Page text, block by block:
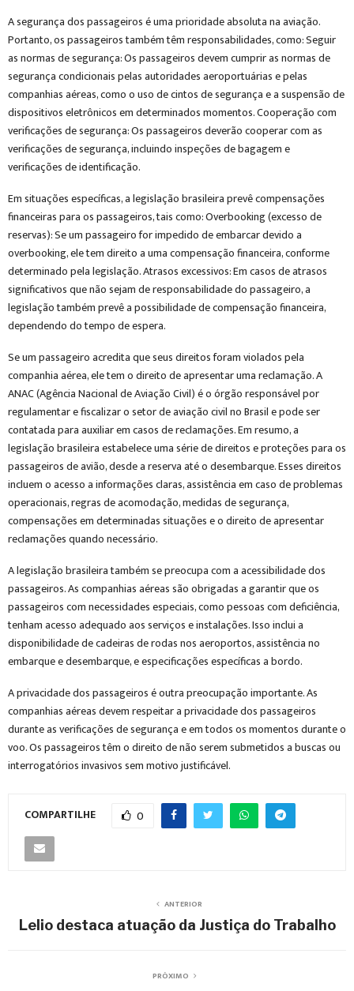
A segurança dos passageiros é uma prioridade absoluta na aviação.
Portanto, os passageiros também têm responsabilidades, como: Seguir
as normas de segurança: Os passageiros devem cumprir as normas de
segurança condicionais pelas autoridades aeroportuárias e pelas
companhias aéreas, como o uso de cintos de segurança e a suspensão de
dispositivos eletrônicos em determinados momentos. Cooperação com
verificações de segurança: Os passageiros deverão cooperar com as
verificações de segurança, incluindo inspeções de bagagem e
verificações de identificação.
Em situações específicas, a legislação brasileira prevê compensações
financeiras para os passageiros, tais como: Overbooking (excesso de
reservas): Se um passageiro for impedido de embarcar devido a
overbooking, ele tem direito a uma compensação financeira, conforme
determinado pela legislação. Atrasos excessivos: Em casos de atrasos
significativos que não sejam de responsabilidade do passageiro, a
legislação também prevê a possibilidade de compensação financeira,
dependendo do tempo de espera.
Se um passageiro acredita que seus direitos foram violados pela
companhia aérea, ele tem o direito de apresentar uma reclamação. A
ANAC (Agência Nacional de Aviação Civil) é o órgão responsável por
regulamentar e fiscalizar o setor de aviação civil no Brasil e pode ser
contatada para auxiliar em casos de reclamações. Em resumo, a
legislação brasileira estabelece uma série de direitos e proteções para os
passageiros de avião, desde a reserva até o desembarque. Esses direitos
incluem o acesso a informações claras, assistência em caso de problemas
operacionais, regras de acomodação, medidas de segurança,
compensações em determinadas situações e o direito de apresentar
reclamações quando necessário.
A legislação brasileira também se preocupa com a acessibilidade dos
passageiros. As companhias aéreas são obrigadas a garantir que os
passageiros com necessidades especiais, como pessoas com deficiência,
tenham acesso adequado aos serviços e instalações. Isso inclui a
disponibilidade de cadeiras de rodas nos aeroportos, assistência no
embarque e desembarque, e especificações específicas a bordo.
A privacidade dos passageiros é outra preocupação importante. As
companhias aéreas devem respeitar a privacidade dos passageiros
durante as verificações de segurança e em todos os momentos durante o
voo. Os passageiros têm o direito de não serem submetidos a buscas ou
interrogatórios invasivos sem motivo justificável.
COMPARTILHE 0
ANTERIOR
Lelio destaca atuação da Justiça do Trabalho
PRÓXIMO